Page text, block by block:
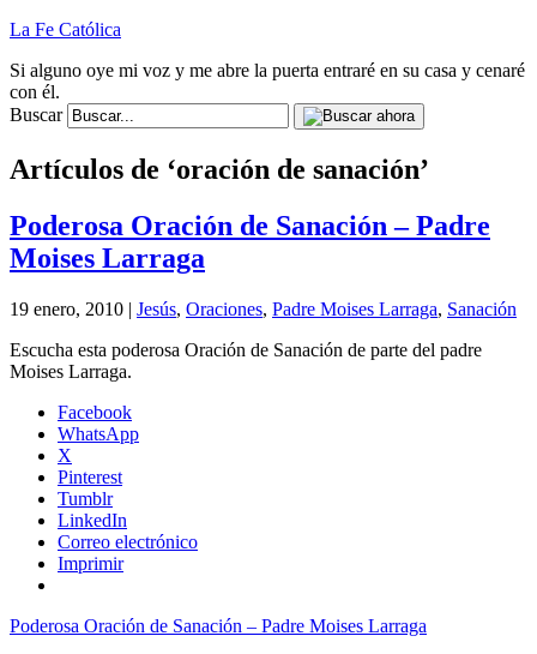
La Fe Católica
Si alguno oye mi voz y me abre la puerta entraré en su casa y cenaré
con él.
Buscar
Artículos de ‘oración de sanación’
Poderosa Oración de Sanación – Padre
Moises Larraga
19 enero, 2010 | Jesús, Oraciones, Padre Moises Larraga, Sanación
Escucha esta poderosa Oración de Sanación de parte del padre
Moises Larraga.
Facebook
WhatsApp
X
Pinterest
Tumblr
LinkedIn
Correo electrónico
Imprimir
Poderosa Oración de Sanación – Padre Moises Larraga